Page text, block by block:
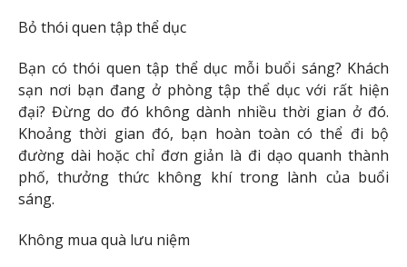
Bỏ thói quen tập thể dục
Bạn có thói quen tập thể dục mỗi buổi sáng? Khách
sạn nơi bạn đang ở phòng tập thể dục với rất hiện
đại? Đừng do đó không dành nhiều thời gian ở đó.
Khoảng thời gian đó, bạn hoàn toàn có thể đi bộ
đường dài hoặc chỉ đơn giản là đi dạo quanh thành
phố, thưởng thức không khí trong lành của buổi
sáng.
Không mua quà lưu niệm